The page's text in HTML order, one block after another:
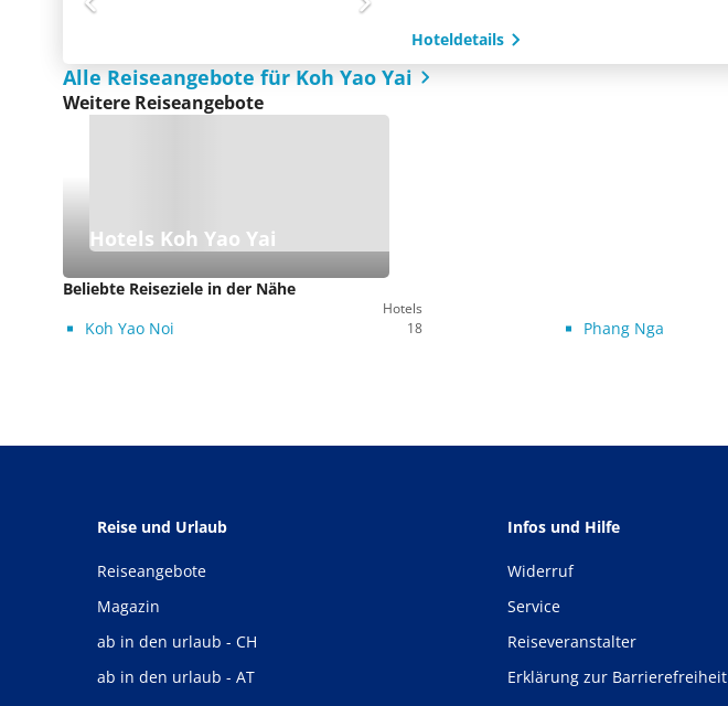
Hoteldetails
Alle Reiseangebote für Koh Yao Yai
Weitere Reiseangebote
Hotels Koh Yao Yai
Beliebte Reiseziele in der Nähe
Hotels
Koh Yao Noi 18 Phang Nga
Reise und Urlaub
Reiseangebote
Magazin
ab in den urlaub - CH
ab in den urlaub - AT
Infos und Hilfe
Widerruf
Service
Reiseveranstalter
Erklärung zur Barrierefreiheit